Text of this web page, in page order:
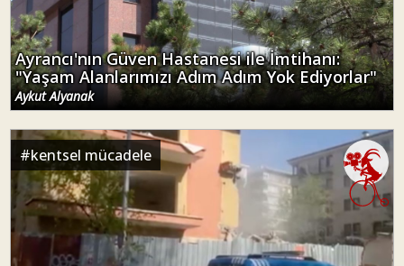
Ayrancı'nın Güven Hastanesi ile İmtihanı:
"Yaşam Alanlarımızı Adım Adım Yok Ediyorlar"
Aykut Alyanak
#kentsel mücadele